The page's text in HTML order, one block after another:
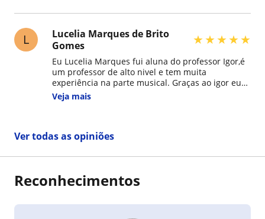
L
Lucelia Marques de Brito
Gomes
★★★★★
Eu Lucelia Marques fui aluna do professor Igor,é
um professor de alto nivel e tem muita
experiência na parte musical. Graças ao igor eu
Hoje em dia eu canto em barzinhos,igreja e em
eventos como casamentos,festas etc ... Super
Veja mais
Ver todas as opiniões
Reconhecimentos